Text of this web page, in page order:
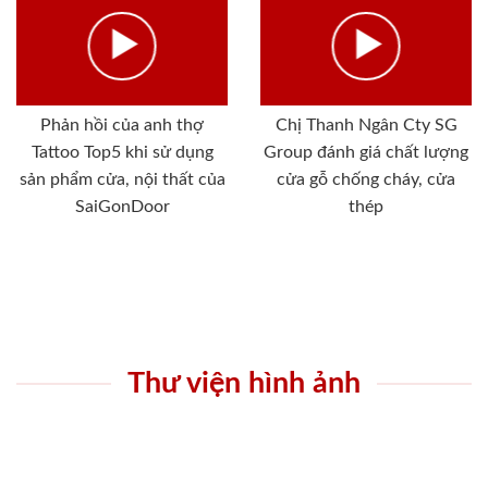
Phản hồi của anh thợ
Tattoo Top5 khi sử dụng
sản phẩm cửa, nội thất của
SaiGonDoor
Chị Thanh Ngân Cty SG
Group đánh giá chất lượng
cửa gỗ chống cháy, cửa
thép
Thư viện hình ảnh